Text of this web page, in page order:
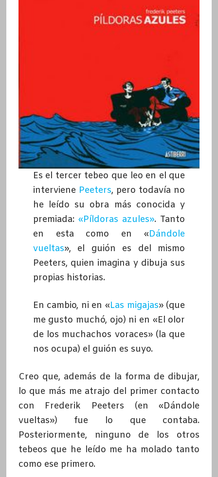
Es el tercer tebeo que leo en el que
interviene Peeters, pero todavía no
he leído su obra más conocida y
premiada: «Píldoras azules». Tanto
en esta como en «Dándole
vueltas», el guión es del mismo
Peeters, quien imagina y dibuja sus
propias historias.
En cambio, ni en «Las migajas» (que
me gusto muchó, ojo) ni en «El olor
de los muchachos voraces» (la que
nos ocupa) el guión es suyo.
Creo que, además de la forma de dibujar,
lo que más me atrajo del primer contacto
con Frederik Peeters (en «Dándole
vueltas») fue lo que contaba.
Posteriormente, ninguno de los otros
tebeos que he leído me ha molado tanto
como ese primero.